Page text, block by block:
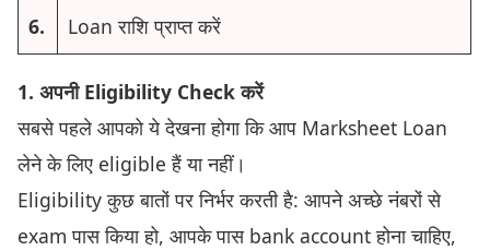
6. Loan राशि प्राप्त करें
1. अपनी Eligibility Check करें
सबसे पहले आपको ये देखना होगा कि आप Marksheet Loan
लेने के लिए eligible हैं या नहीं।
Eligibility कुछ बातों पर निर्भर करती है: आपने अच्छे नंबरों से
exam पास किया हो, आपके पास bank account होना चाहिए,